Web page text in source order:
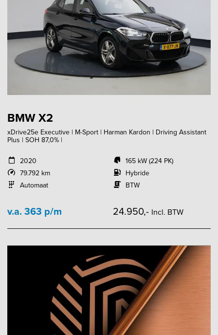
BMW X2
xDrive25e Executive | M-Sport | Harman Kardon | Driving Assistant
Plus | SOH 87,0% |
2020
79.792 km
Automaat
165 kW (224 PK)
Hybride
BTW
v.a. 363 p/m 24.950,- Incl. BTW